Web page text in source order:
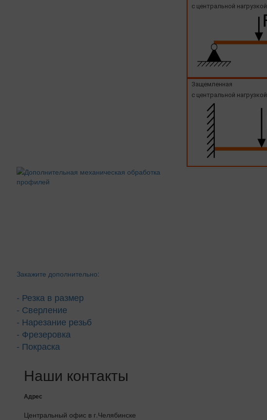
с центральной нагрузкой
Защемленная
с центральной нагрузкой
Закажите дополнительно:
- Резка в размер
- Сверление
- Нарезание резьб
- Фрезеровка
- Покраска
Наши контакты
Адрес
Центральный офис в г.Челябинске